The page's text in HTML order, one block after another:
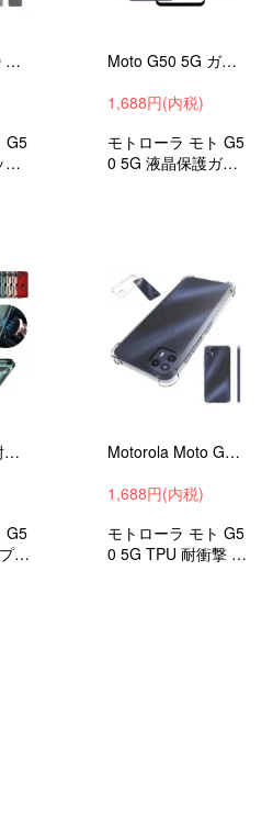
Motorola MOTO G50 5G ケース/カバー キャンバス調 おしゃれ カバー シンプル プラスチック ハードケース
G5
ク
Moto G50 5G ガラスフィルム 強化ガラス 液晶保護 9H 2枚セット液晶保護シート モト G50 5G モトローラ 液晶保護ガラスシート
1,688円(内税)
モトローラ モト G5
0 5G 液晶保護ガラ
Moto G50 5G 耐衝撃 ケース リング付き 2重構造 保護ケース 衝撃吸収 カバー モト G50 5G モトローラ スマホケース
G5
ラ
Motorola Moto G50 5G クリアケース シンプル 耐衝撃 透明 保護ケース 衝撃吸収 モト G50 5G モトローラ カバー ソフトケース
1,688円(内税)
モトローラ モト G5
0 5G TPU 耐衝撃 ソ